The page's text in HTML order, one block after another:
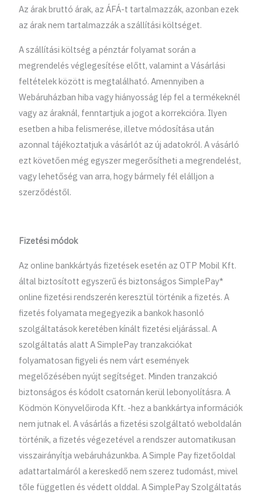
Az árak bruttó árak, az ÁFÁ-t tartalmazzák, azonban ezek
az árak nem tartalmazzák a szállítási költséget.
A szállítási költség a pénztár folyamat során a
megrendelés véglegesítése előtt, valamint a Vásárlási
feltételek között is megtalálható. Amennyiben a
Webáruházban hiba vagy hiányosság lép fel a termékeknél
vagy az áraknál, fenntartjuk a jogot a korrekcióra. Ilyen
esetben a hiba felismerése, illetve módosítása után
azonnal tájékoztatjuk a vásárlót az új adatokról. A vásárló
ezt követően még egyszer megerősítheti a megrendelést,
vagy lehetőség van arra, hogy bármely fél elálljon a
szerződéstől.
Fizetési módok
Az online bankkártyás fizetések esetén az OTP Mobil Kft.
által biztosított egyszerű és biztonságos SimplePay*
online fizetési rendszerén keresztül történik a fizetés. A
fizetés folyamata megegyezik a bankok hasonló
szolgáltatások keretében kínált fizetési eljárással. A
szolgáltatás alatt A SimplePay tranzakciókat
folyamatosan figyeli és nem várt események
megelőzésében nyújt segítséget. Minden tranzakció
biztonságos és kódolt csatornán kerül lebonyolításra. A
Ködmön Könyvelőiroda Kft. -hez a bankkártya információk
nem jutnak el. A vásárlás a fizetési szolgáltató weboldalán
történik, a fizetés végezetével a rendszer automatikusan
visszairányítja webáruházunkba. A Simple Pay fizetőoldal
adattartalmáról a kereskedő nem szerez tudomást, mivel
tőle független és védett olddal. A SimplePay Szolgáltatás